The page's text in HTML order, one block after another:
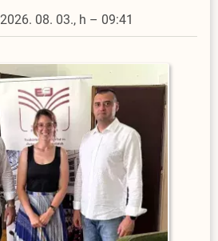
2026. 08. 03., h – 09:41